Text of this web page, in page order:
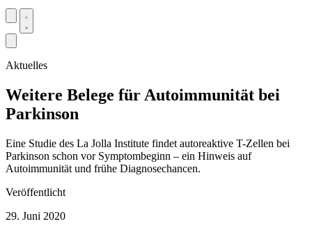
Aktuelles
Weitere Belege für Autoimmunität bei
Parkinson
Eine Studie des La Jolla Institute findet autoreaktive T-Zellen bei
Parkinson schon vor Symptombeginn – ein Hinweis auf
Autoimmunität und frühe Diagnosechancen.
Veröffentlicht
29. Juni 2020